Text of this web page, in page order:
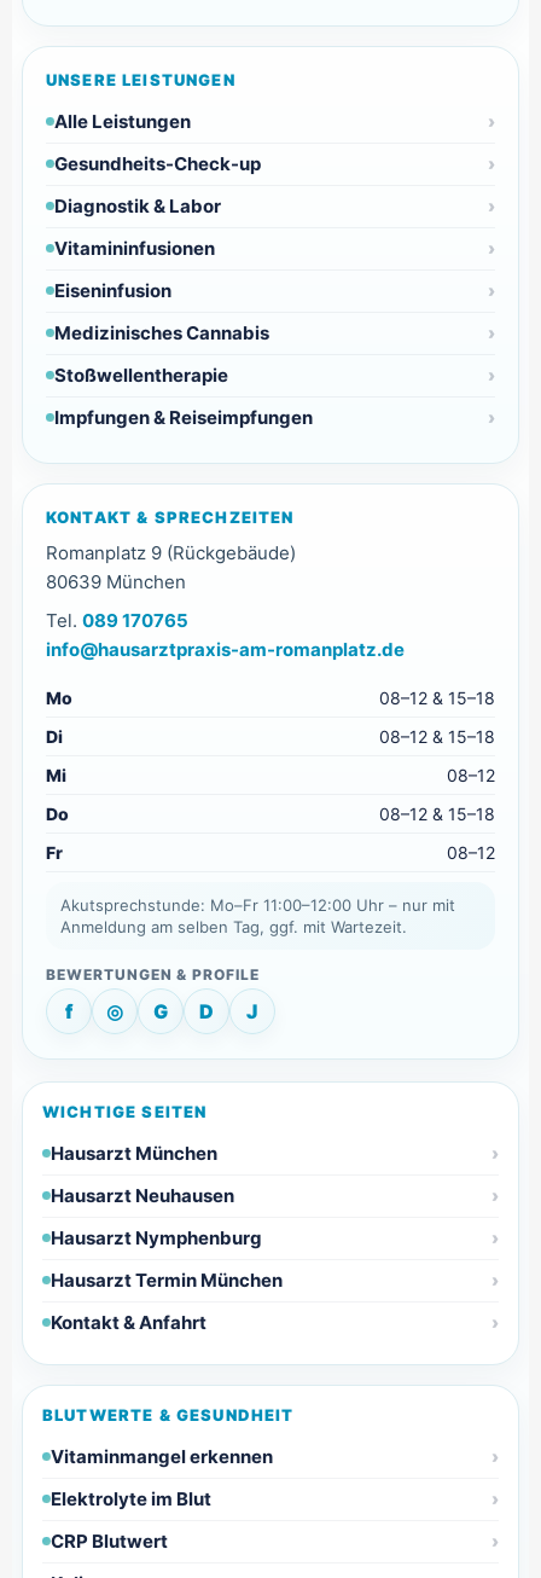
UNSERE LEISTUNGEN
Alle Leistungen
Gesundheits-Check-up
Diagnostik & Labor
Vitamininfusionen
Eiseninfusion
Medizinisches Cannabis
Stoßwellentherapie
Impfungen & Reiseimpfungen
KONTAKT & SPRECHZEITEN
Romanplatz 9 (Rückgebäude)
80639 München
Tel. 089 170765
info@hausarztpraxis-am-romanplatz.de
Mo
08–12 & 15–18
Di
08–12 & 15–18
Mi
08–12
Do
08–12 & 15–18
Fr
08–12
Akutsprechstunde: Mo–Fr 11:00–12:00 Uhr – nur mit
Anmeldung am selben Tag, ggf. mit Wartezeit.
f ◎ G D J
WICHTIGE SEITEN
Hausarzt München
Hausarzt Neuhausen
Hausarzt Nymphenburg
Hausarzt Termin München
Kontakt & Anfahrt
BLUTWERTE & GESUNDHEIT
Vitaminmangel erkennen
Elektrolyte im Blut
CRP Blutwert